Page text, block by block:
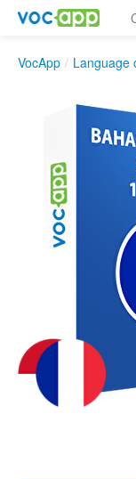
VocApp / Language